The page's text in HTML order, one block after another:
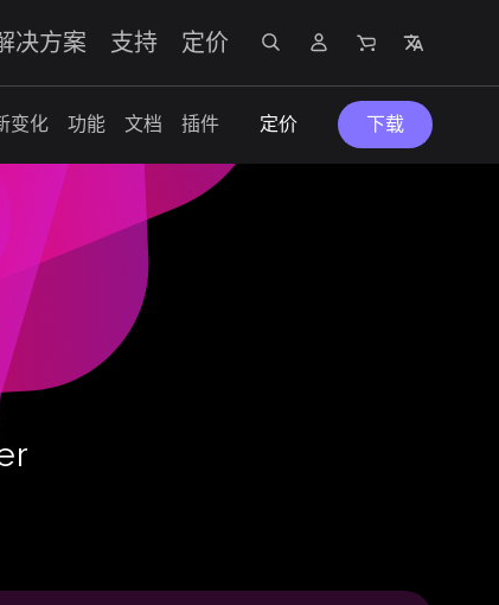
决方案 支持 定价
变化 功能 文档 插件 定价 下载